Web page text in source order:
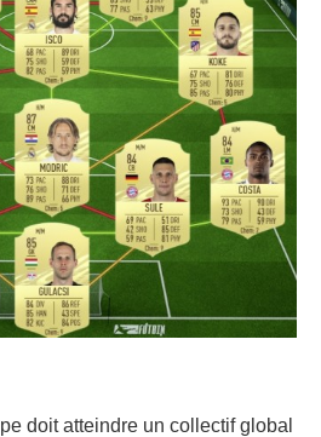
doit atteindre un collectif global